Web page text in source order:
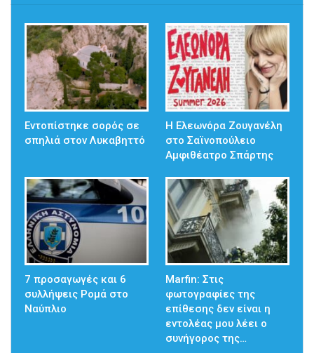
Εντοπίστηκε σορός σε
σπηλιά στον Λυκαβηττό
Η Ελεωνόρα Ζουγανέλη
στο Σαϊνοπούλειο
Αμφιθέατρο Σπάρτης
7 προσαγωγές και 6
συλλήψεις Ρομά στο
Ναύπλιο
Marfin: Στις
φωτογραφίες της
επίθεσης δεν είναι η
εντολέας μου λέει ο
συνήγορος της…